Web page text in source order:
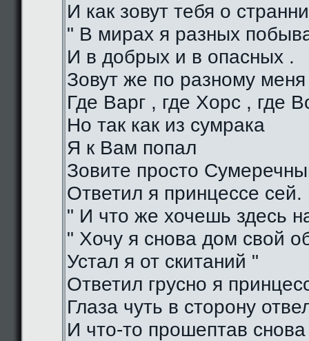
И как зовут тебя о
" В мирах я разных
И в добрых и в опасных .
Зовут же по разному меня
Где Варг , где Хорс , где
Но так как из сумрака
Я к Вам попал
Зовите просто
Ответил я принцессе сей.
" И что же хочешь здесь
" Хочу я снова дом свой
Устал я от скитаний "
Ответил грусно я
Глаза чуть в сторону
И что-то прошептав